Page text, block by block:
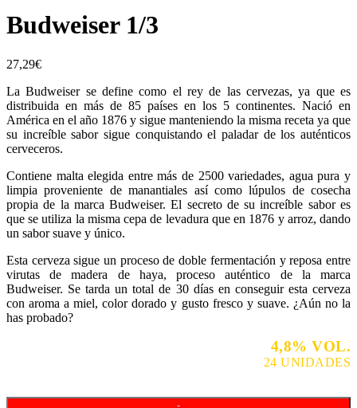
Budweiser 1/3
27,29€
La Budweiser se define como el rey de las cervezas, ya que es
distribuida en más de 85 países en los 5 continentes. Nació en
América en el año 1876 y sigue manteniendo la misma receta ya que
su increíble sabor sigue conquistando el paladar de los auténticos
cerveceros.
Contiene malta elegida entre más de 2500 variedades, agua pura y
limpia proveniente de manantiales así como lúpulos de cosecha
propia de la marca Budweiser. El secreto de su increíble sabor es
que se utiliza la misma cepa de levadura que en 1876 y arroz, dando
un sabor suave y único.
Esta cerveza sigue un proceso de doble fermentación y reposa entre
virutas de madera de haya, proceso auténtico de la marca
Budweiser. Se tarda un total de 30 días en conseguir esta cerveza
con aroma a miel, color dorado y gusto fresco y suave. ¿Aún no la
has probado?
4,8% VOL.
24 UNIDADES